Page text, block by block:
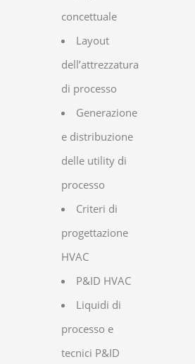
concettuale
Layout
dell’attrezzatura
di processo
Generazione
e distribuzione
delle utility di
processo
Criteri di
progettazione
HVAC
P&ID HVAC
Liquidi di
processo e
tecnici P&ID